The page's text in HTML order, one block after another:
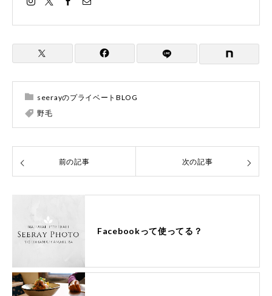
seerayのプライベートBLOG
野毛
前の記事 次の記事
Facebookって使ってる？